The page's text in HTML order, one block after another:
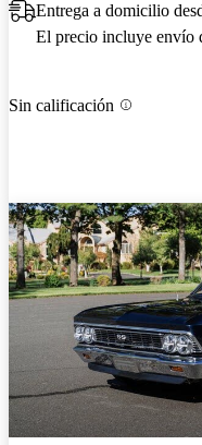
Entrega a domicilio
El precio incluye envío
Sin calificación